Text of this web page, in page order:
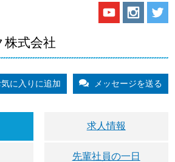
株式会社
気に入りに追加 メッセージを送る
求人情報
先輩社員の一日